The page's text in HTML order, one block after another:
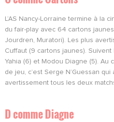
L’AS Nancy-Lorraine termine à la
du fair-play avec 64 cartons
Jourdren, Muratori). Les plus
Cuffaut (9 cartons jaunes).
Yahia (6) et Modou Diagne (5). Au
de jeu, c’est Serge N’Guessan
avertissement tous les deux
D comme Diagne